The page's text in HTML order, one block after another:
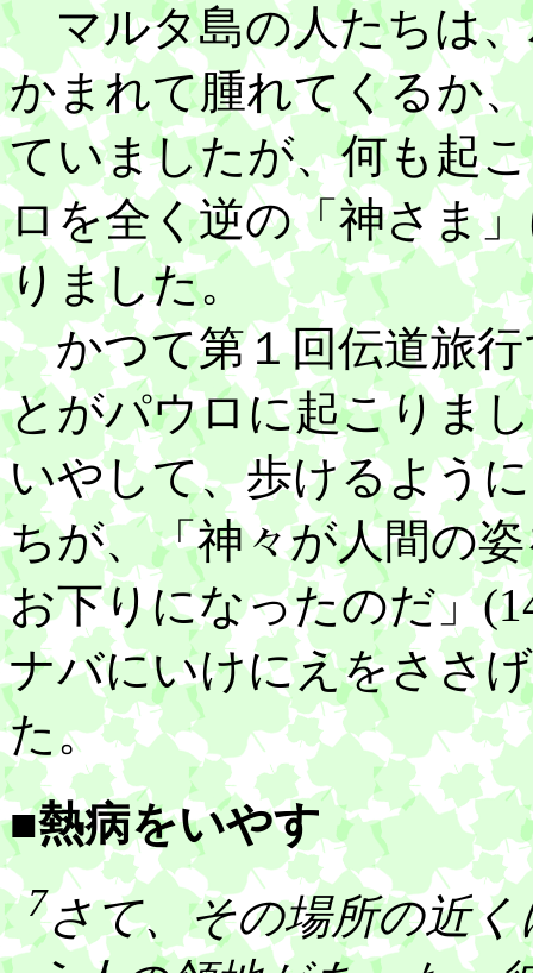
マルタ島の人たちは、
かまれて腫れてくるか
ていましたが、何も起
ロを全く逆の「神さま
りました。
かつて第１回伝道旅行
とがパウロに起こりま
いやして、歩けるよう
ちが、「神々が人間の
お下りになったのだ」
ナバにいけにえをささ
た。
■熱病をいやす
7さて、その場所の近